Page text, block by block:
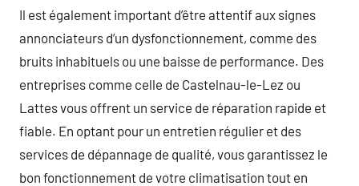
Il est également important d’être attentif aux signes
annonciateurs d’un dysfonctionnement, comme des
bruits inhabituels ou une baisse de performance. Des
entreprises comme celle de Castelnau-le-Lez ou
Lattes vous offrent un service de réparation rapide et
fiable. En optant pour un entretien régulier et des
services de dépannage de qualité, vous garantissez le
bon fonctionnement de votre climatisation tout en